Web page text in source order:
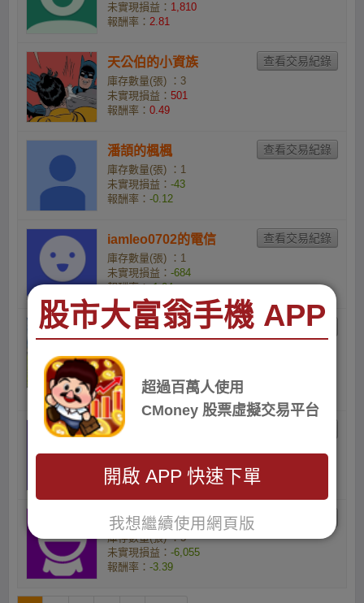
未實現損益： 1,810
報酬率： 2.81
天公伯的小資族
庫存數量(張) ：3
未實現損益： 501
報酬率： 0.49
潘頡的楓楓
庫存數量(張) ：1
未實現損益： -43
報酬率： -0.12
iamleo0702的電信
庫存數量(張) ：1
未實現損益： -684
報酬率：-1.94
Charmaine Tan的小資
庫存數量(張) ：2
未實現損益： -2,230
報酬率：-3.13
芋頭Taro的小資族
未實現損益：
-11,450
報酬率：-3.21
lionking76的強股
庫存數量(張) ：5
未實現損益： -6,055
報酬率： -3.39
股市大富翁手機 APP
超過百萬人使用
CMoney 股票虛擬交易平台
開啟 APP 快速下單
我想繼續使用網頁版